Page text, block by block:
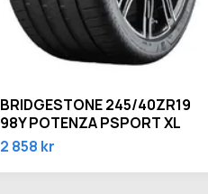
BRIDGESTONE 245/40ZR19
98Y POTENZA PSPORT XL
2 858 kr